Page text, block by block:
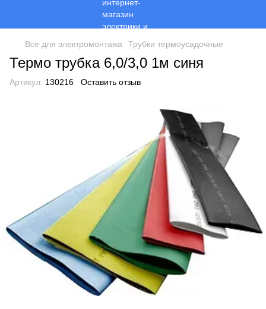
Все для электромонтажа Трубки термоусадочные
Термо трубка 6,0/3,0 1м синя
Артикул: 130216 Оставить отзыв